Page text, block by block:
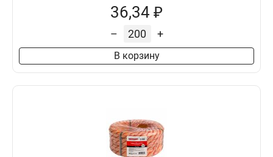
36,34 ₽
– +
В корзину